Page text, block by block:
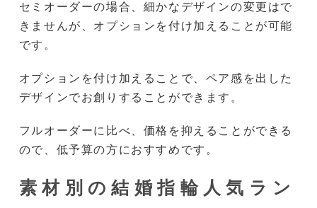
セミオーダーの場合、細かなデザインの変更はで
きませんが、オプションを付け加えることが可能
です。
オプションを付け加えることで、ペア感を出した
デザインでお創りすることができます。
フルオーダーに比べ、価格を抑えることができる
ので、低予算の方におすすめです。
素材別の結婚指輪人気ラン